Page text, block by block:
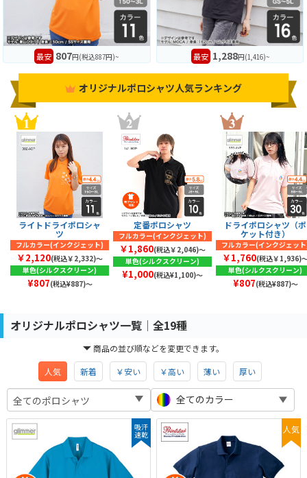
最安 807円(税込887円)~ 最安 1,288円(1,416)~
オリジナルポロシャツ人気ランキング
ライトドライポロシャ
ツ
フルカラー(インクジェット)
￥2,120(税込￥2,332)〜
単色(シルクスクリーン)
¥807(税込¥887)～
定番ポロシャツ
フルカラー(インクジェット)
￥1,860(税込￥2,046)〜
単色(シルクスクリーン)
¥1,000(税込¥1,100)～
ドライポロシャツ（ポ
ケット付き）
フルカラー(インクジェッ
￥1,760(税込￥1,936)
単色(シルクスクリーン)
¥807(税込¥887)～
オリジナルポロシャツ一覧│全19種
商品の並び順などを変更できます。
人気
新着 ￥安い ￥高い 薄い 厚い
全てのカラー
吸汗
速乾 人気